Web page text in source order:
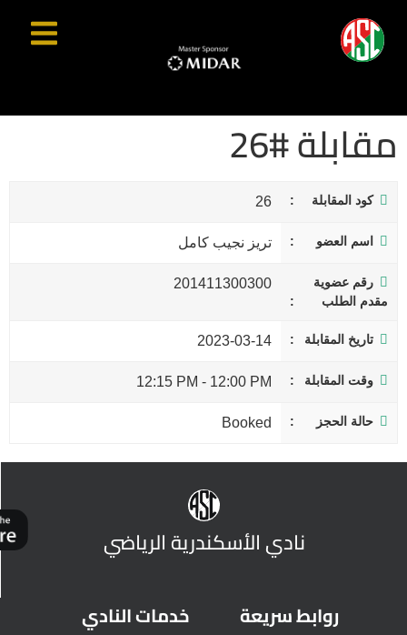
مقابلة #26
كود المقابلة 26
اسم العضو تريز نجيب كامل
رقم عضوية
مقدم الطلب
201411300300
تاريخ المقابلة 2023-03-14
وقت المقابلة 12:00 PM
-
12:15 PM
حالة الحجز Booked
نادي الأسكندرية الرياضي
روابط سريعة خدمات النادي